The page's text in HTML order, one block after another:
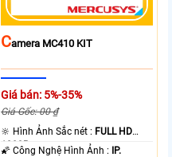
CAmera MC410 KIT
Giá bán: 5%-35%
Giá Gốc: 00 ₫
🔆 Hình Ảnh Sắc nét : FULL HD
1080P .
🌠 Công Nghệ Hình Ảnh : IP.